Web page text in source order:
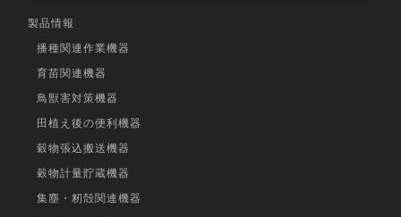
製品情報
播種関連作業機器
育苗関連機器
鳥獣害対策機器
田植え後の便利機器
穀物張込搬送機器
穀物計量貯蔵機器
集塵・籾殻関連機器